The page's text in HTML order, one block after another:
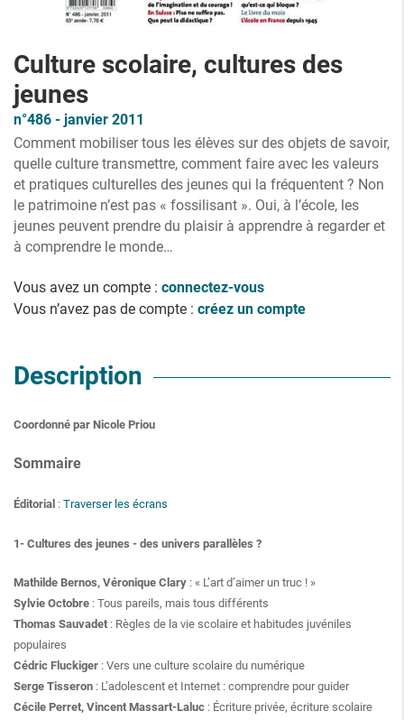
Culture scolaire, cultures des
jeunes
n°486 - janvier 2011
Comment mobiliser tous les élèves sur des objets de savoir,
quelle culture transmettre, comment faire avec les valeurs
et pratiques culturelles des jeunes qui la fréquentent ? Non
le patrimoine n’est pas « fossilisant ». Oui, à l’école, les
jeunes peuvent prendre du plaisir à apprendre à regarder et
à comprendre le monde…
Vous avez un compte : connectez-vous
Vous n’avez pas de compte : créez un compte
Description
Coordonné par Nicole Priou
Sommaire
Éditorial : Traverser les écrans
1- Cultures des jeunes - des univers parallèles ?
Mathilde Bernos, Véronique Clary : « L’art d’aimer un truc ! »
Sylvie Octobre : Tous pareils, mais tous différents
Thomas Sauvadet : Règles de la vie scolaire et habitudes juvéniles
populaires
Cédric Fluckiger : Vers une culture scolaire du numérique
Serge Tisseron : L’adolescent et Internet : comprendre pour guider
Cécile Perret, Vincent Massart-Laluc : Écriture privée, écriture scolaire